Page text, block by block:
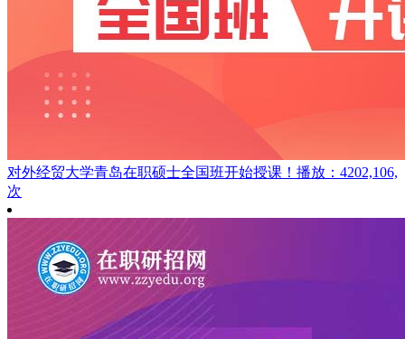
对外经贸大学青岛在职硕士全国班开始授课！ 播放：4202,106,
次